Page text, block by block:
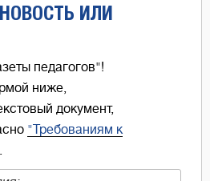
ИЛИ
педагогов"!
ниже,
документ,
"Требованиям к
.